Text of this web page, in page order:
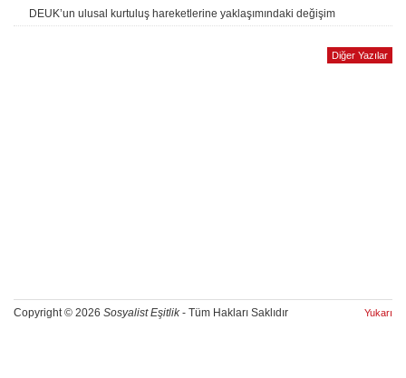
DEUK’un ulusal kurtuluş hareketlerine yaklaşımındaki değişim
Diğer Yazılar
Copyright © 2026 Sosyalist Eşitlik- Tüm Hakları Saklıdır Yukarı